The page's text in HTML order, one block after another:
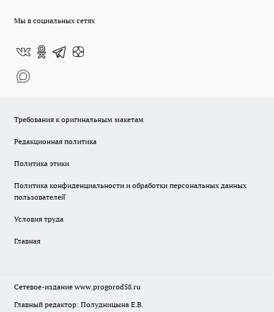
Мы в социальных сетях
Требования к оригинальным макетам
Редакционная политика
Политика этики
Политика конфиденциальности и обработки персональных данных
пользователей̆
Условия труда
Главная
Сетевое-издание www.progorod58.ru
Главный редактор: Полудницына Е.В.